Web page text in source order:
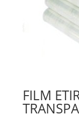
FILM